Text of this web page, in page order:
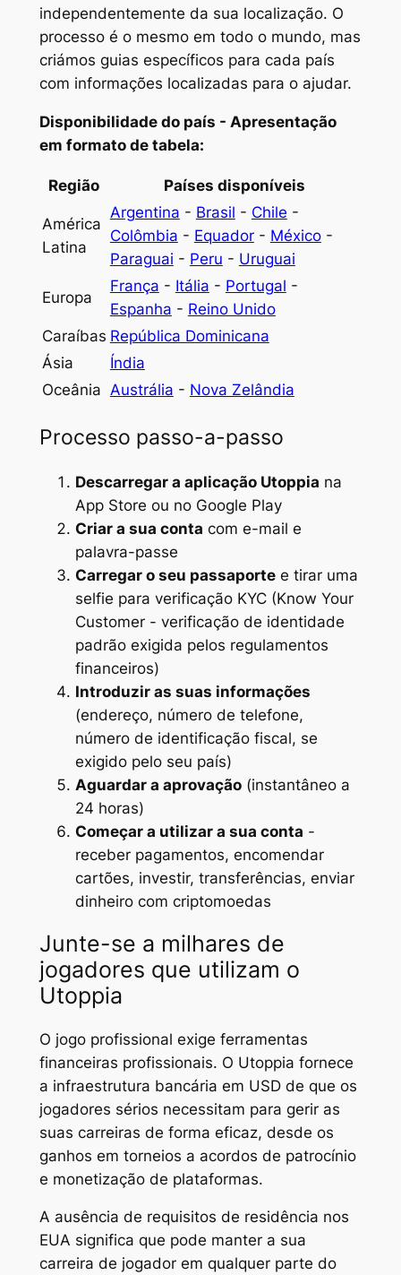
independentemente da sua localização. O
processo é o mesmo em todo o mundo, mas
criámos guias específicos para cada país
com informações localizadas para o ajudar.
Disponibilidade do país - Apresentação
em formato de tabela:
Região Países disponíveis
América
Latina
Argentina - Brasil - Chile -
Colômbia - Equador- México-
Paraguai - Peru - Uruguai
Europa
França - Itália - Portugal -
Espanha - Reino Unido
Caraíbas República Dominicana
Ásia
Índia
Oceânia Austrália - Nova Zelândia
Processo passo-a-passo
Descarregar a aplicação Utoppia na
App Store ou no Google Play
Criar a sua conta com e-mail e
palavra-passe
Carregar o seu passaportee tirar uma
selfie para verificação KYC (Know Your
Customer - verificação de identidade
padrão exigida pelos regulamentos
financeiros)
Introduzir as suas informações
(endereço, número de telefone,
número de identificação fiscal, se
exigido pelo seu país)
Aguardar a aprovação(instantâneo a
24 horas)
Começar a utilizar a sua conta -
receber pagamentos, encomendar
cartões, investir, transferências, enviar
dinheiro com criptomoedas
Junte-se a milhares de
jogadores que utilizam o
Utoppia
O jogo profissional exige ferramentas
financeiras profissionais. O Utoppia fornece
a infraestrutura bancária em USD de que os
jogadores sérios necessitam para gerir as
suas carreiras de forma eficaz, desde os
ganhos em torneios a acordos de patrocínio
e monetização de plataformas.
A ausência de requisitos de residência nos
EUA significa que pode manter a sua
carreira de jogador em qualquer parte do